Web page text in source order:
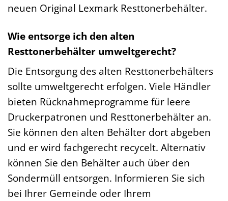
neuen Original Lexmark Resttonerbehälter.
Wie entsorge ich den alten
Resttonerbehälter umweltgerecht?
Die Entsorgung des alten Resttonerbehälters
sollte umweltgerecht erfolgen. Viele Händler
bieten Rücknahmeprogramme für leere
Druckerpatronen und Resttonerbehälter an.
Sie können den alten Behälter dort abgeben
und er wird fachgerecht recycelt. Alternativ
können Sie den Behälter auch über den
Sondermüll entsorgen. Informieren Sie sich
bei Ihrer Gemeinde oder Ihrem